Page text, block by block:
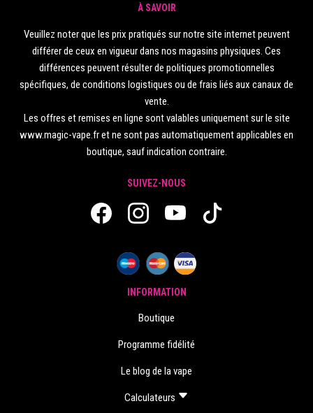
À SAVOIR
Veuillez noter que les prix pratiqués sur notre site internet peuvent
différer de ceux en vigueur dans nos magasins physiques. Ces
différences peuvent résulter de politiques promotionnelles
spécifiques, de conditions logistiques ou de frais liés aux canaux de
vente.
Les offres et remises en ligne sont valables uniquement sur le site
www.magic-vape.fr et ne sont pas automatiquement applicables en
boutique, sauf indication contraire.
SUIVEZ-NOUS
INFORMATION
Boutique
Programme fidélité
Le blog de la vape
Calculateurs